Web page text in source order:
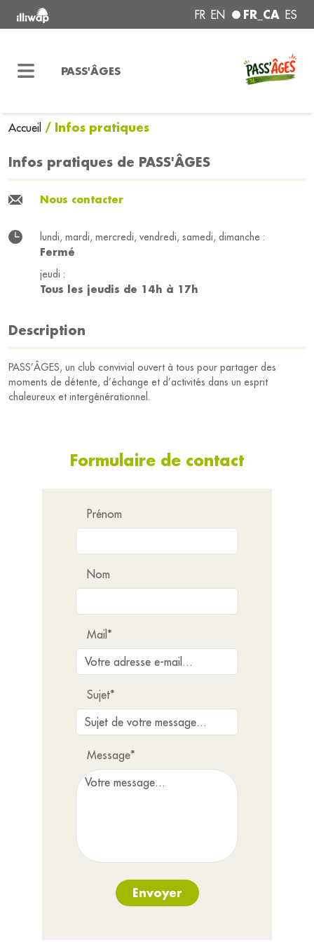
FR EN FR_CA ES
PASS'ÂGES
Accueil / Infos pratiques
Infos pratiques de PASS'ÂGES
Nous contacter
lundi, mardi, mercredi, vendredi, samedi, dimanche :
Fermé
jeudi :
Tous les jeudis de 14h à 17h
Description
PASS’ÂGES, un club convivial ouvert à tous pour partager des
moments de détente, d’échange et d’activités dans un esprit
chaleureux et intergénérationnel.
Formulaire de contact
Prénom
Nom
Mail*
Sujet*
Message*
Envoyer